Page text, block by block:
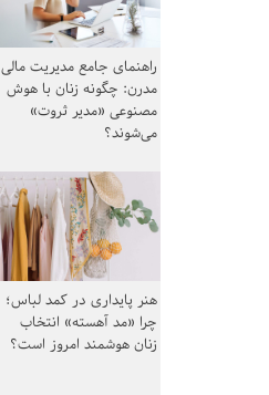
راهنمای جامع مدیریت مالی
مدرن: چگونه زنان با هوش
مصنوعی «مدیر ثروت»
می‌شوند؟
هنر پایداری در کمد لباس؛
چرا «مد آهسته» انتخاب
زنان هوشمند امروز است؟